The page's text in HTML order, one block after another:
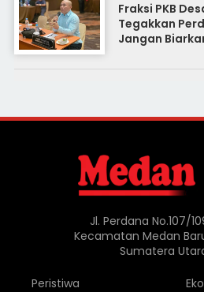
Fraksi PKB
Tegakkan
Jangan
Jl. Perdana No.107/
Kecamatan Medan
Sumatera Utara
Peristiwa